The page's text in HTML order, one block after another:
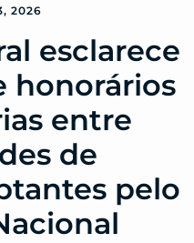
2026
esclarece
honorários
entre
de
pelo